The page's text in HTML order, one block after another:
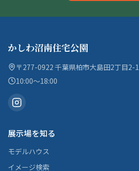
かしわ沼南住宅公園
〒277-0922 千葉県柏市大島田2丁目2-1
10:00〜18:00
展示場を知る
モデルハウス
イメージ検索